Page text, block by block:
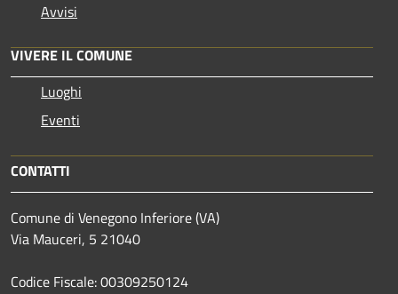
Avvisi
VIVERE IL COMUNE
Luoghi
Eventi
CONTATTI
Comune di Venegono Inferiore (VA)
Via Mauceri, 5 21040
Codice Fiscale: 00309250124